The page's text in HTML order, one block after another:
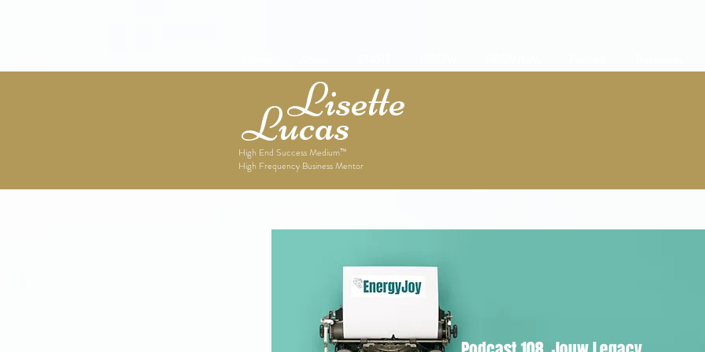
Lisette
Lucas
High End Success Medium™
High Frequency Business Mentor